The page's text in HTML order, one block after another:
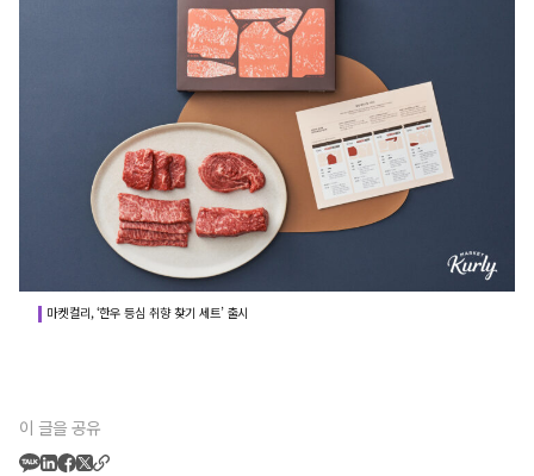
마켓컬리, ‘한우 등심 취향 찾기 세트’ 출시
이 글을 공유